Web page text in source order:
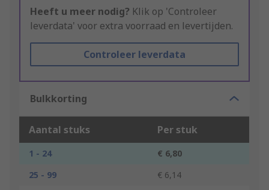
Heeft u meer nodig? Klik op 'Controleer
leverdata' voor extra voorraad en levertijden.
Controleer leverdata
Bulkkorting
Aantal stuks Per stuk
1 - 24
€ 6,80
25 - 99
€ 6,14